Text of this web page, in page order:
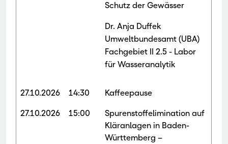
Schutz der Gewässer
Dr. Anja Duffek
Umweltbundesamt (UBA)
Fachgebiet II 2.5 - Labor
für Wasseranalytik
27.10.2026 14:30 Kaffeepause
27.10.2026 15:00
Spurenstoffelimination auf
Kläranlagen in Baden-
Württemberg –